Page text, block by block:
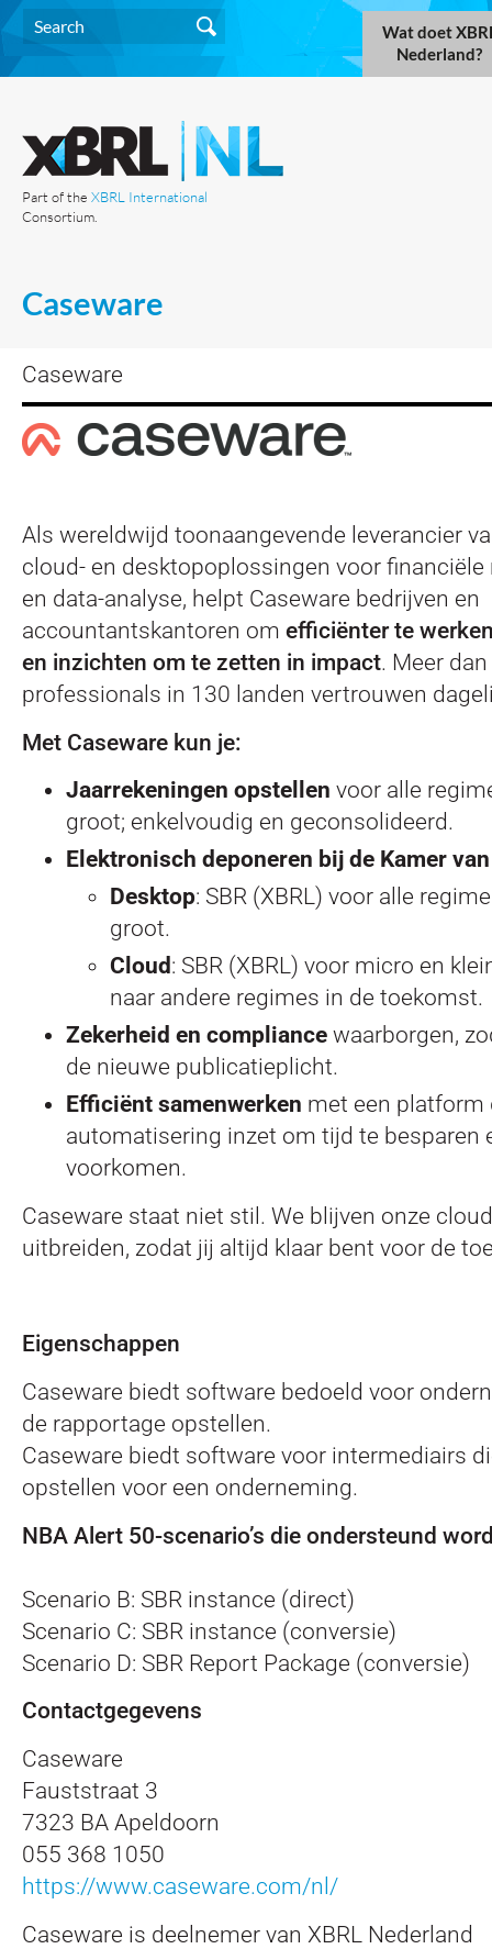
Wat doet
Nederland?
Part of the XBRL International
Consortium.
Caseware
Caseware
Als wereldwijd toonaangevende leverancier
cloud- en desktopoplossingen voor
en data-analyse, helpt Caseware bedrijven en
accountantskantoren om efficiënter te
en inzichten om te zetten in impact. Meer
professionals in 130 landen vertrouwen
Met Caseware kun je:
Jaarrekeningen opstellen voor alle
groot; enkelvoudig en geconsolideerd.
Elektronisch deponeren bij de Kamer
Desktop: SBR (XBRL) voor alle
groot.
Cloud : SBR (XBRL) voor micro en
naar andere regimes in de toekomst.
Zekerheid en compliance waarborgen,
de nieuwe publicatieplicht.
Efficiënt samenwerken met een platform
automatisering inzet om tijd te besparen
voorkomen.
Caseware staat niet stil. We blijven onze
uitbreiden, zodat jij altijd klaar bent voor de
Eigenschappen
Caseware biedt software bedoeld voor
de rapportage opstellen.
Caseware biedt software voor intermediairs
opstellen voor een onderneming.
NBA Alert 50-scenario’s die ondersteund
Scenario B: SBR instance (direct)
Scenario C: SBR instance (conversie)
Scenario D: SBR Report Package (conversie)
Contactgegevens
Caseware
Fauststraat 3
7323 BA Apeldoorn
055 368 1050
https://www.caseware.com/nl/
Caseware is deelnemer van XBRL Nederland